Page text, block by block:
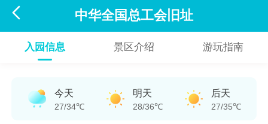
 中华全国总工会旧址
入园信息 景区介绍 游玩指南
今天
27/34℃
明天
28/36℃
后天
27/35℃